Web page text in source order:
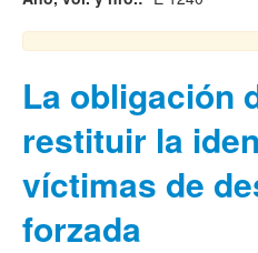
La obligación
restituir la
víctimas de
forzada